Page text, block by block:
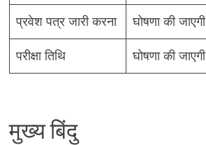
प्रवेश पत्र जारी करना घोषणा की जाएगी
परीक्षा तिथि घोषणा की जाएगी
मुख्य बिंदु